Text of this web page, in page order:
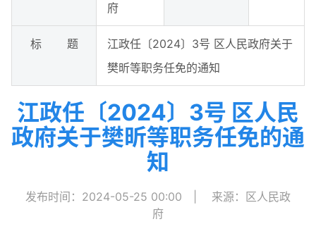
府
标 题
江政任〔2024〕3号 区人民政府关于
樊昕等职务任免的通知
江政任〔2024〕3号 区人民
政府关于樊昕等职务任免的通
知
发布时间：2024-05-25 00:00
来源：区人民政
府